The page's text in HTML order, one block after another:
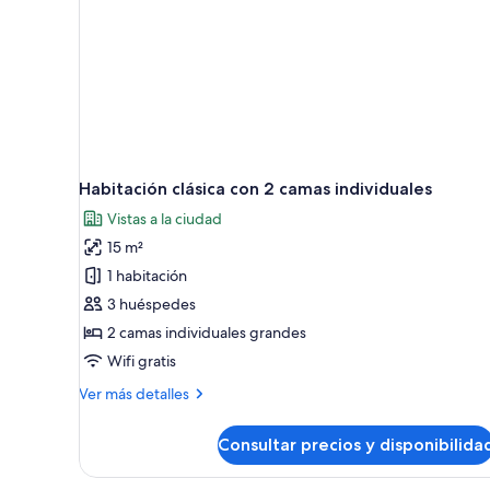
Habitación clásica con 2 camas individuales
Vistas a la ciudad
15 m²
1 habitación
3 huéspedes
2 camas individuales grandes
Wifi gratis
Ver más detalles
Más
clásica
Consultar precios y